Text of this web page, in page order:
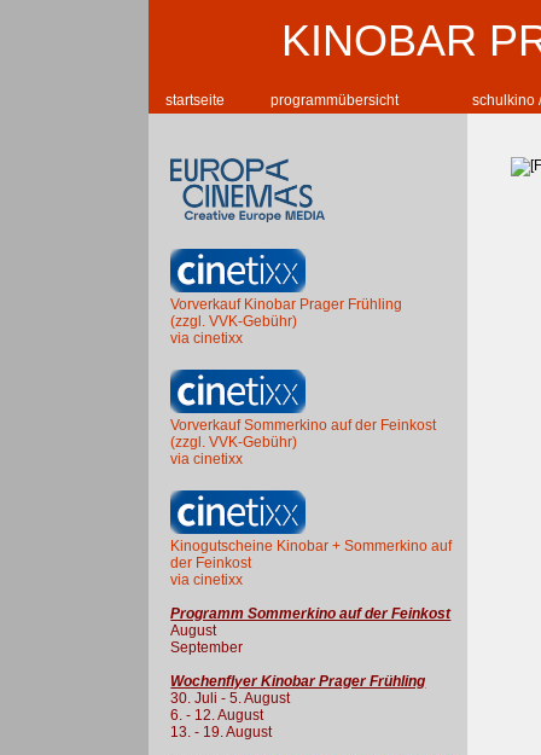
KINOBAR
startseite programmübersicht schulkino
Vorverkauf Kinobar Prager Frühling
(zzgl. VVK-Gebühr)
via cinetixx
Vorverkauf Sommerkino auf der Feinkost
(zzgl. VVK-Gebühr)
via cinetixx
Kinogutscheine Kinobar + Sommerkino auf
der Feinkost
via cinetixx
Programm Sommerkino auf der Feinkost
August
September
Wochenflyer Kinobar Prager Frühling
30. Juli - 5. August
6. - 12. August
13. - 19. August